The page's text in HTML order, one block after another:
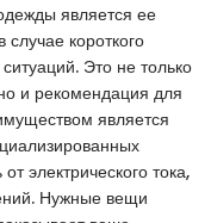
является ее
короткого
Это не только
и рекомендация для
является
электрического тока,
Нужные вещи